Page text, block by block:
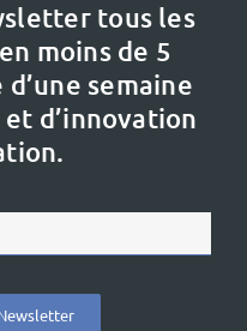
tous les
en moins de 5
semaine
d’innovation